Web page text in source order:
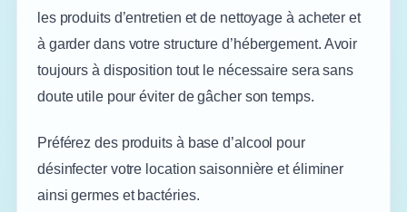
les produits d’entretien et de nettoyage à acheter et
à garder dans votre structure d’hébergement. Avoir
toujours à disposition tout le nécessaire sera sans
doute utile pour éviter de gâcher son temps.
Préférez des produits à base d’alcool pour
désinfecter votre location saisonnière et éliminer
ainsi germes et bactéries.